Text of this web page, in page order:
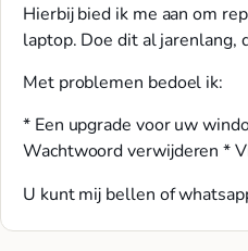
Hierbij bied ik me aan om
laptop. Doe dit al jarenlang,
Met problemen bedoel ik:
* Een upgrade voor uw
Wachtwoord verwijderen *
U kunt mij bellen of